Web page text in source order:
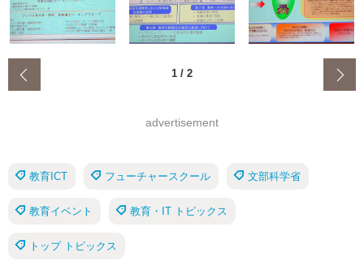
1 / 2
advertisement
教育ICT フューチャースクール 文部科学省
教育イベント 教育・IT トピックス
トップ トピックス